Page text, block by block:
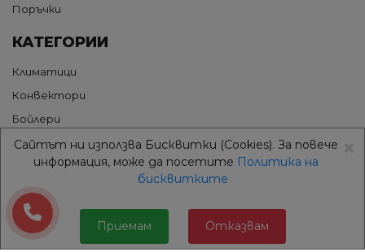
Сайтът ни използва Бисквитки (Cookies). За повече
информация, може да посетите Политика на
бисквитките
Приемам Отказвам
Поръчки
КАТЕГОРИИ
Климатици
Конвектори
Бойлери
Термопомпи
Грижа за въздуха
ДОСТАВКА